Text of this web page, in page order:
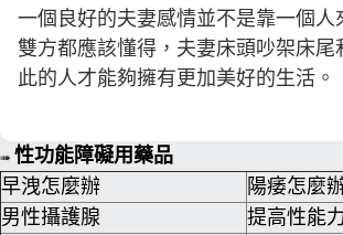
一個良好的夫妻感情並不是靠一個人
雙方都應該懂得，夫妻床頭吵架床尾
此的人才能夠擁有更加美好的生活。
➠ 性功能障礙用藥品
早洩怎麼辦
陽痿怎麼
男性攝護腺
提高性能